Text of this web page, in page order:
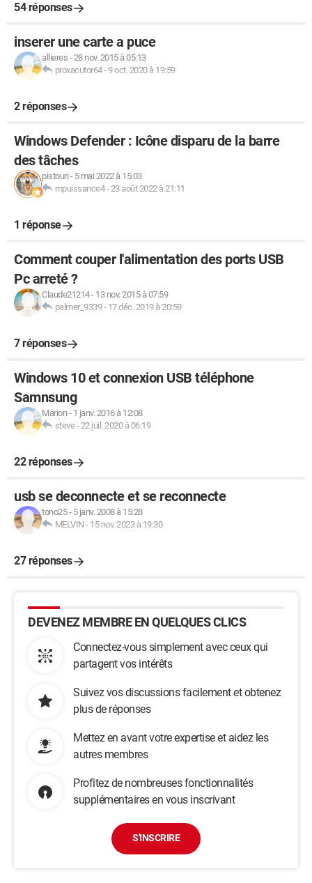
54 réponses
inserer une carte a puce
allieres -28 nov. 2015 à 05:13
proxacutor64-9 oct. 2020 à 19:59
2 réponses
Windows Defender : Icône disparu de la barre
des tâches
pistouri - 5 mai 2022 à 15:03
mpuissance4-23 août 2022 à 21:11
1 réponse
Comment couper l'alimentation des ports USB
Pc arreté ?
Claude21214- 13 nov. 2015 à 07:59
palmer_9339- 17 déc. 2019 à 20:59
7 réponses
Windows 10 et connexion USB téléphone
Samnsung
Marion- 1 janv. 2016 à 12:08
steve-22 juil. 2020 à 06:19
22 réponses
usb se deconnecte et se reconnecte
tono25- 5 janv. 2008 à 15:28
MELVIN - 15 nov. 2023 à 19:30
27 réponses
DEVENEZ MEMBRE EN QUELQUES CLICS
Connectez-vous simplement avec ceux qui
partagent vos intérêts
Suivez vos discussions facilement et obtenez
plus de réponses
Mettez en avant votre expertise et aidez les
autres membres
Profitez de nombreuses fonctionnalités
supplémentaires en vous inscrivant
S'INSCRIRE